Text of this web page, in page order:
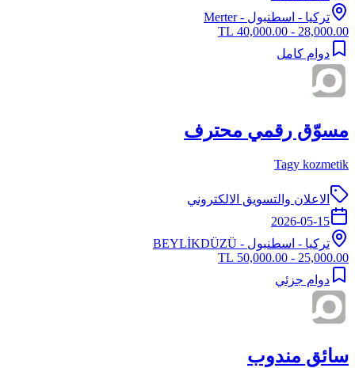
تركيا - اسطنبول - Merter
28,000.00 - 40,000.00 TL
دوام كامل
مسوّق رقمي محترف
Tagy kozmetik
الاعلان والتسويق الالكتروني
2026-05-15
تركيا - اسطنبول - BEYLİKDÜZÜ
25,000.00 - 50,000.00 TL
دوام جزئي
سائق مندوب